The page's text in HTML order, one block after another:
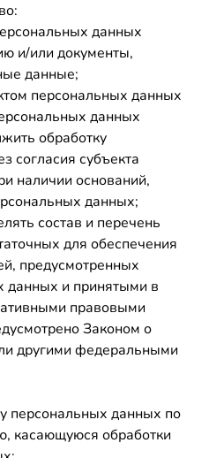
данных
и/или документы,
данные;
персональных данных
данных
обработку
согласия субъекта
наличии оснований,
данных;
состав и перечень
для обеспечения
предусмотренных
данных и принятыми в
правовыми
Законом о
другими федеральными
персональных данных по
касающуюся обработки